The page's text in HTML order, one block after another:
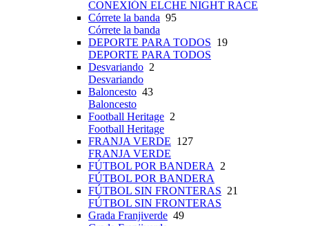
CONEXIÓN ELCHE NIGHT RACE
Córrete la banda 95
Córrete la banda
DEPORTE PARA TODOS 19
DEPORTE PARA TODOS
Desvariando 2
Desvariando
Baloncesto 43
Baloncesto
Football Heritage 2
Football Heritage
FRANJA VERDE 127
FRANJA VERDE
FÚTBOL POR BANDERA
2
FÚTBOL POR BANDERA
FÚTBOL SIN FRONTERAS 21
FÚTBOL SIN FRONTERAS
Grada Franjiverde 49